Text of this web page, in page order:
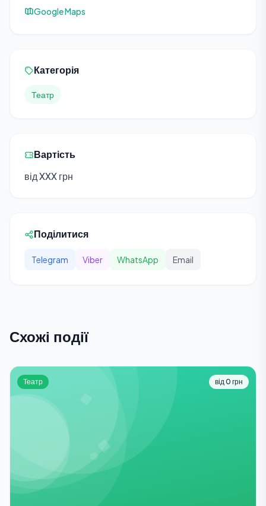
Google Maps
Категорія
Театр
Вартість
від XXX грн
Поділитися
Telegram Viber WhatsApp Email
Схожі події
Театр від 0 грн